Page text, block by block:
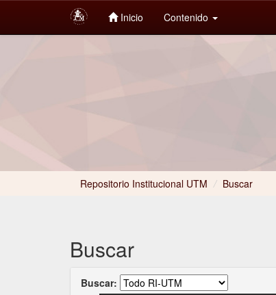
Inicio Contenido
Repositorio Institucional UTM / Buscar
Buscar
Buscar: